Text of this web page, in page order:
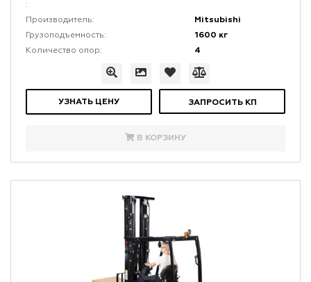
:
Производитель:
Mitsubishi
Грузоподъемность: 1600 кг
Количество опор: 4
УЗНАТЬ ЦЕНУ ЗАПРОСИТЬ КП
В КОРЗИНУ